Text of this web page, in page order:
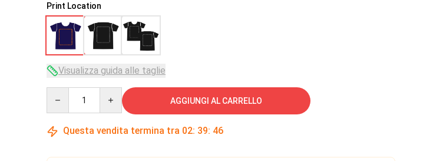
Print Location
Visualizza guida alle taglie
AGGIUNGI AL CARRELLO
Questa vendita termina tra 02: 39: 45